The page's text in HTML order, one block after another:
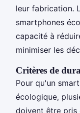
leur fabrication.
smartphones
capacité à
minimiser les
Critères de
Pour qu'un
écologique,
doivent être pris